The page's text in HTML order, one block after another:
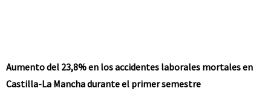
Aumento del 23,8% en los accidentes laborales mortales en
Castilla-La Mancha durante el primer semestre